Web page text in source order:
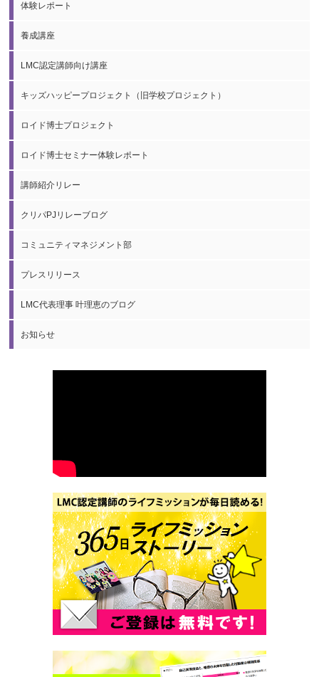
体験レポート
養成講座
LMC認定講師向け講座
キッズハッピープロジェクト（旧学校プロジェクト）
ロイド博士プロジェクト
ロイド博士セミナー体験レポート
講師紹介リレー
クリパPJリレーブログ
コミュニティマネジメント部
プレスリリース
LMC代表理事 叶理恵のブログ
お知らせ